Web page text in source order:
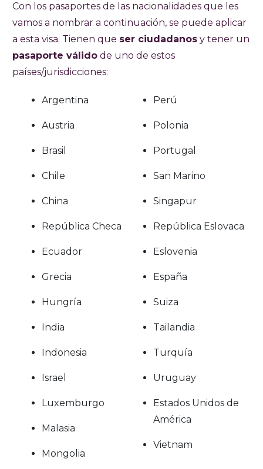
Con los pasaportes de las nacionalidades que les
vamos a nombrar a continuación, se puede aplicar
a esta visa. Tienen que ser ciudadanos y tener un
pasaporte válido de uno de estos
países/jurisdicciones:
Argentina
Austria
Brasil
Chile
China
República Checa
Ecuador
Grecia
Hungría
India
Indonesia
Israel
Luxemburgo
Malasia
Mongolia
Perú
Polonia
Portugal
San Marino
Singapur
República Eslovaca
Eslovenia
España
Suiza
Tailandia
Turquía
Uruguay
Estados Unidos de
América
Vietnam